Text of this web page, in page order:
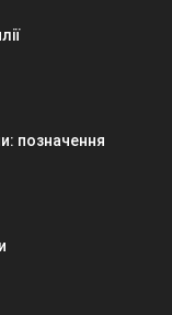
позначення